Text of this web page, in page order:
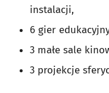
instalacji,
6 gier
3 małe sale
3 projekcje